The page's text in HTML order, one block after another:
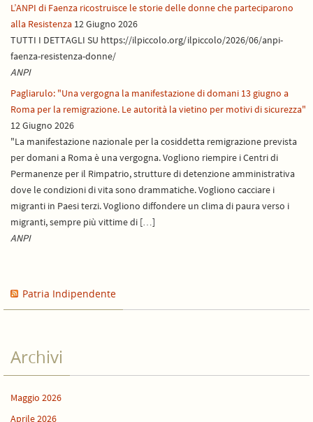
L’ANPI di Faenza ricostruisce le storie delle donne che parteciparono
alla Resistenza 12 Giugno 2026
TUTTI I DETTAGLI SU https://ilpiccolo.org/ilpiccolo/2026/06/anpi-
faenza-resistenza-donne/
ANPI
Pagliarulo: "Una vergogna la manifestazione di domani 13 giugno a
Roma per la remigrazione. Le autorità la vietino per motivi di sicurezza"
12 Giugno 2026
"La manifestazione nazionale per la cosiddetta remigrazione prevista
per domani a Roma è una vergogna. Vogliono riempire i Centri di
Permanenze per il Rimpatrio, strutture di detenzione amministrativa
dove le condizioni di vita sono drammatiche. Vogliono cacciare i
migranti in Paesi terzi. Vogliono diffondere un clima di paura verso i
migranti, sempre più vittime di […]
ANPI
Patria Indipendente
Archivi
Maggio 2026
Aprile 2026